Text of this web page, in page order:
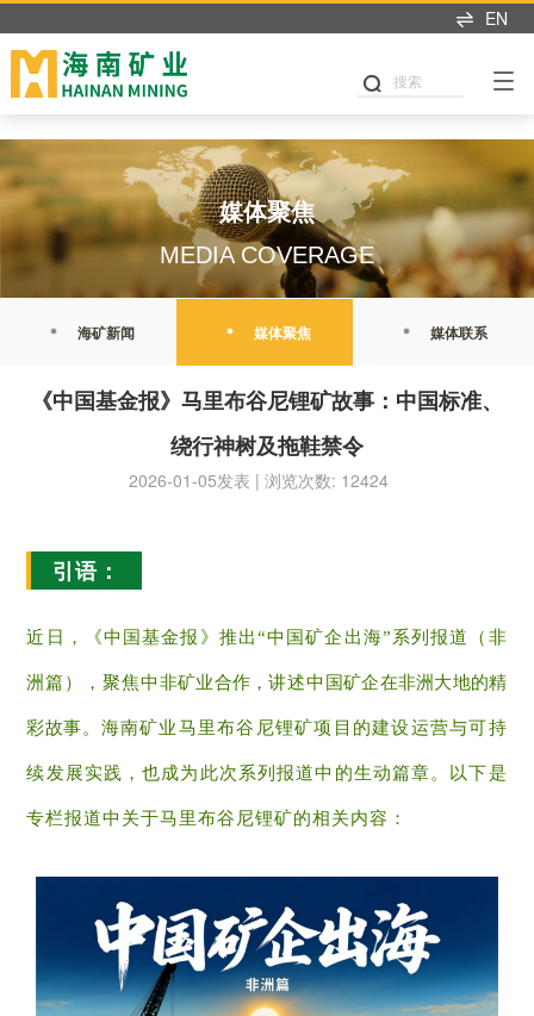
开元体育 EN
搜索
媒体聚焦
MEDIA COVERAGE
海矿新闻 媒体聚焦 媒体联系
《中国基金报》马里布谷尼锂矿故事：中国标准、
绕行神树及拖鞋禁令
2026-01-05发表 | 浏览次数: 12424
引语：
近日，《中国基金报》推出“中国矿企出海”系列报道（非
洲篇），聚焦中非矿业合作 ，讲述中国矿企在非洲大地的精
彩故事。 海南矿业马里布谷尼锂矿项目的建设运营与可持
续发展实践，也成为此次系列报道中的生动篇章。以下是
专栏报道中关于马里布谷尼锂矿的相关内容：